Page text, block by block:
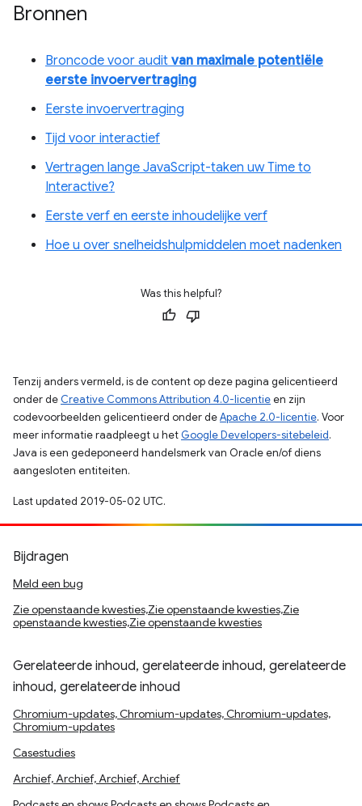
Bronnen
Broncode voor audit van maximale potentiële
eerste invoervertraging
Eerste invoervertraging
Tijd voor interactief
Vertragen lange JavaScript-taken uw Time to
Interactive?
Eerste verf en eerste inhoudelijke verf
Hoe u over snelheidshulpmiddelen moet nadenken
Was this helpful?
Tenzij anders vermeld, is de content op deze pagina gelicentieerd
onder de Creative Commons Attribution 4.0-licentieen zijn
codevoorbeelden gelicentieerd onder deApache 2.0-licentie. Voor
meer informatie raadpleegt u het Google Developers-sitebeleid.
Java is een gedeponeerd handelsmerk van Oracle en/of diens
aangesloten entiteiten.
Last updated 2019-05-02 UTC.
Bijdragen
Meld een bug
Zie openstaande kwesties,Zie openstaande kwesties,Zie
openstaande kwesties,Zie openstaande kwesties
Gerelateerde inhoud, gerelateerde inhoud, gerelateerde
inhoud, gerelateerde inhoud
Chromium-updates, Chromium-updates, Chromium-updates,
Chromium-updates
Casestudies
Archief, Archief, Archief, Archief